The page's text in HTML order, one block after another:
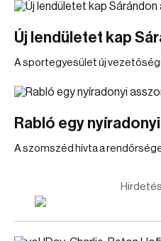
Új lendületet kap
A sportegyesület új
Rabló egy
A szomszéd hívta a
Hirdetés